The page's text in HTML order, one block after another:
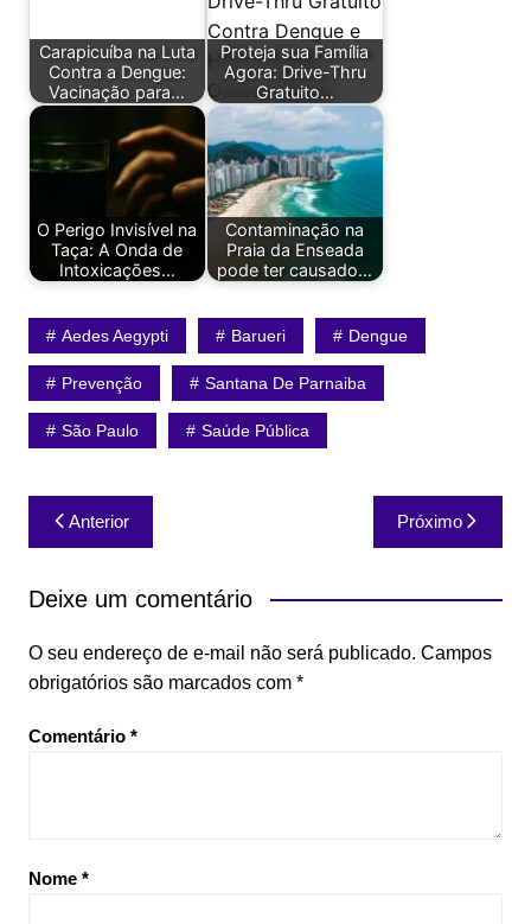
Carapicuíba na Luta
Contra a Dengue:
Vacinação para…
Proteja sua Família
Agora: Drive-Thru
Gratuito…
O Perigo Invisível na
Taça: A Onda de
Intoxicações…
Contaminação na
Praia da Enseada
pode ter causado…
Aedes Aegypti Barueri Dengue
Prevenção Santana De Parnaiba
São Paulo Saúde Pública
Navegação
de
Post
Anterior Próximo
Deixe um comentário
O seu endereço de e-mail não será publicado. Campos
obrigatórios são marcados com *
Comentário *
Nome *